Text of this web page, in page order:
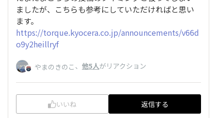
ましたが、こちらも参考にしていただければと思い
ます。
https://torque.kyocera.co.jp/announcements/v66d
o9y2heillryf
やまのきのこ 、 他5人がリアクション
いいね 返信する